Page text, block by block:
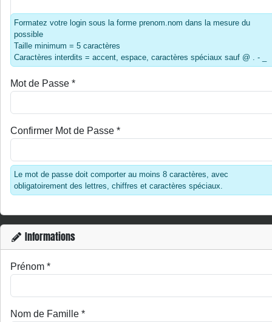
Formatez votre login sous la forme prenom.nom dans la mesure du
possible
Taille minimum = 5 caractères
Caractères interdits = accent, espace, caractères spéciaux sauf @ . - _
Mot de Passe *
Confirmer Mot de Passe *
Le mot de passe doit comporter au moins 8 caractères, avec
obligatoirement des lettres, chiffres et caractères spéciaux.
Informations
Prénom *
Nom de Famille *